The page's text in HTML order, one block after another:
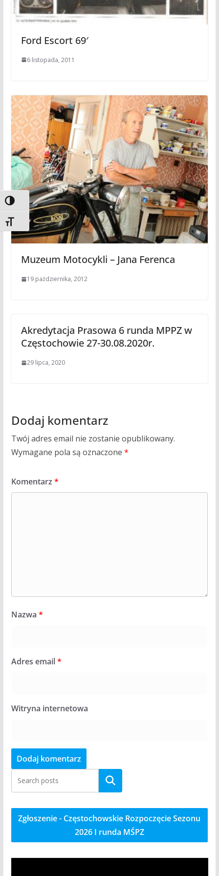
Toggle High Contrast
Toggle Font size
Ford Escort 69′
6 listopada, 2011
Muzeum Motocykli – Jana Ferenca
19 października, 2012
Akredytacja Prasowa 6 runda MPPZ w
Częstochowie 27-30.08.2020r.
29 lipca, 2020
Dodaj komentarz
Twój adres email nie zostanie opublikowany.
Wymagane pola są oznaczone *
Komentarz *
Nazwa *
Adres email*
Witryna internetowa
Szukaj
Zgłoszenie - Częstochowskie Rozpoczęcie Sezonu
2026 I runda MŚPZ